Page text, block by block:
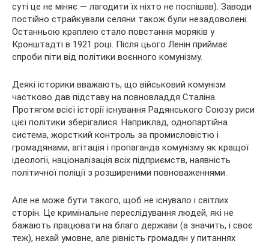
суті це не міняє — лагодити їх ніхто не поспішав). Заводи
постійно страйкували селяни також були незадоволені.
Останньою краплею стало повстання моряків у
Кронштадті в 1921 році. Після цього Ленін приймає
спроби піти від політики воєнного комунізму.
Деякі історики вважають, що військовий комунізм
частково дав підставу на повновладдя Сталіна.
Протягом всієї історії існування Радянського Союзу риси
цієї політики зберігалися. Наприклад, однопартійна
система, жорсткий контроль за промисловістю і
громадянами, агітація і пропаганда комунізму як кращої
ідеології, націоналізація всіх підприємств, наявність
політичної поліції з розширеними повноваженнями.
Але не може бути такого, щоб не існувало і світлих
сторін. Це кримінальне переслідування людей, які не
бажають працювати на благо держави (а значить, і своє
теж), нехай умовне, але рівність громадян у питаннях